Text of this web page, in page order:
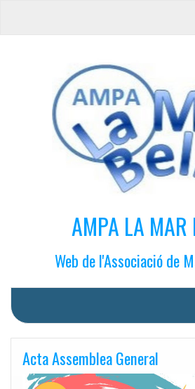
AMPA LA MAR
Web de l'Associació de
Acta Assemblea General